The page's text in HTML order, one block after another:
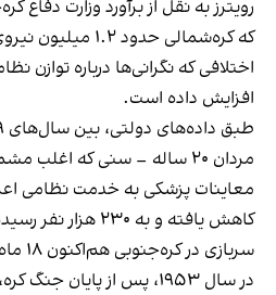
که کره‌شمالی حدود
اختلافی که نگرانی‌ها درباره توازن
افزایش داده است.
مردان ۲۰ ساله – سنی که
کاهش یافته و به
در سال ۱۹۵۳، پس از پایان جنگ کره، ۳۶ ماه بود.